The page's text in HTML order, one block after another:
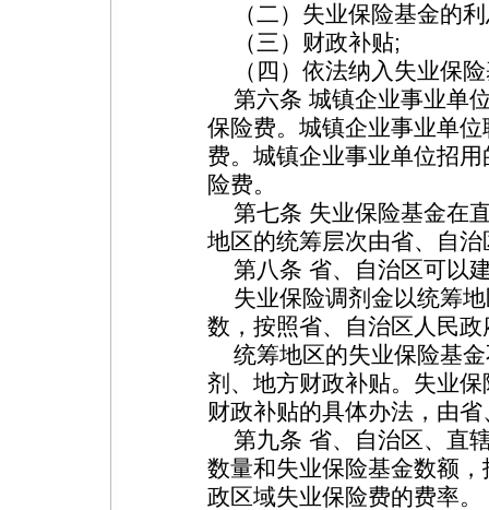
（二）失业保险基金的
（三）财政补贴;
（四）依法纳入失业保险
第六条 城镇企业事业单
保险费。城镇企业事业单
费。城镇企业事业单位招
险费。
第七条 失业保险基金在
地区的统筹层次由省、自
第八条 省、自治区可以
失业保险调剂金以统筹地
数，按照省、自治区人民
统筹地区的失业保险基金
剂、地方财政补贴。失业
财政补贴的具体办法，由
第九条 省、自治区、直
数量和失业保险基金数额
政区域失业保险费的费率。